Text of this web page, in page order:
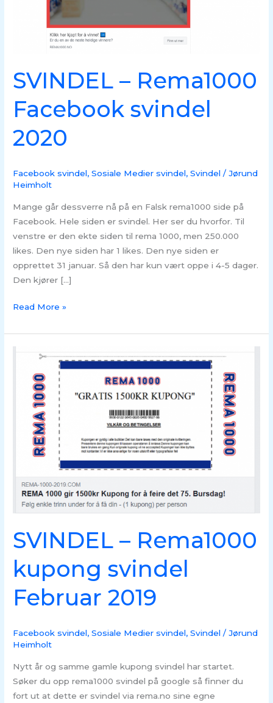
SVINDEL – Rema1000
Facebook svindel
2020
Facebook svindel,Sosiale Medier svindel,Svindel /Jørund
Heimholt
Mange går dessverre nå på en Falsk rema1000 side på
Facebook. Hele siden er svindel. Her ser du hvorfor. Til
venstre er den ekte siden til rema 1000, men 250.000
likes. Den nye siden har 1 likes. Den nye siden er
opprettet 31 januar. Så den har kun vært oppe i 4-5 dager.
Den kjører […]
Read More »
SVINDEL – Rema1000
kupong svindel
Februar 2019
Facebook svindel,Sosiale Medier svindel,Svindel /Jørund
Heimholt
Nytt år og samme gamle kupong svindel har startet.
Søker du opp rema1000 svindel på google så finner du
fort ut at dette er svindel via rema.no sine egne
SVINDEL
Rema1000
kupong
svindel
Februar
2019